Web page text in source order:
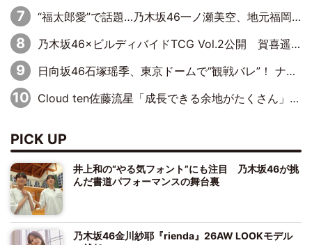
“福太郎愛”で話題…乃木坂46一ノ瀬美空、地元福岡『めんべい25周年トップサポーター』に就任
乃木坂46×ビルディバイドTCG Vol.2公開 賀喜遥香＆田村真佑が『京まふ』ステージに登壇
日向坂46石塚瑶季、東京ドームで“観戦バレ”！ ナイツ・塙も認めた「巨人に詳しすぎるアイドル」は元VENUSスクール生で杉内コーチ推し⁉
Cloud ten佐藤流星「成長できる余地がたくさん」、本田高優「何度見ても飽きない公演に」
PICK UP
井上和の“やる気フォント”にも注目 乃木坂46が挑
んだ書道パフォーマンスの舞台裏
乃木坂46金川紗耶『rienda』26AW LOOKモデル